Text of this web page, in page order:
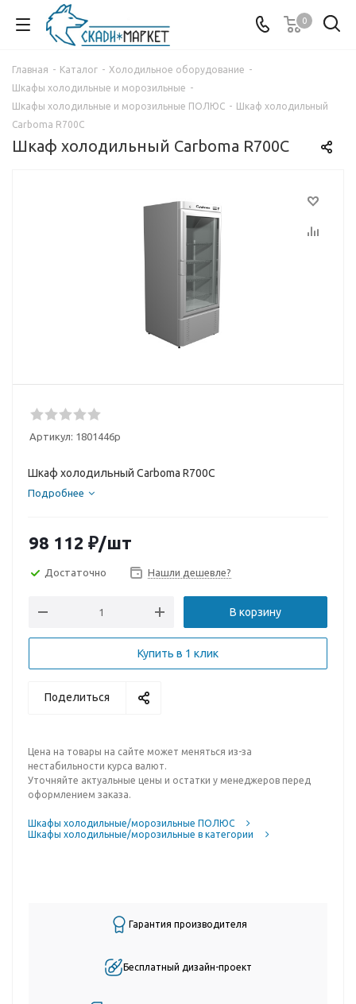
0
Главная - Каталог - Холодильное оборудование -
Шкафы холодильные и морозильные -
Шкафы холодильные и морозильные ПОЛЮС - Шкаф холодильный
Carboma R700С
Шкаф холодильный Carboma R700С
Артикул: 1801446p
Шкаф холодильный Carboma R700С
Подробнее
98 112 ₽/шт
Достаточно Нашли дешевле?
В корзину
Купить в 1 клик
Поделиться
Цена на товары на сайте может меняться из-за
нестабильности курса валют.
Уточняйте актуальные цены и остатки у менеджеров перед
оформлением заказа.
Шкафы холодильные/морозильные ПОЛЮС
Шкафы холодильные/морозильные в категории
Гарантия производителя
Бесплатный дизайн-проект